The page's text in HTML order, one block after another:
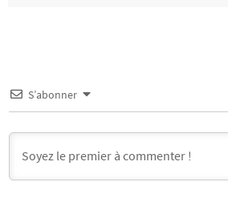
S’abonner